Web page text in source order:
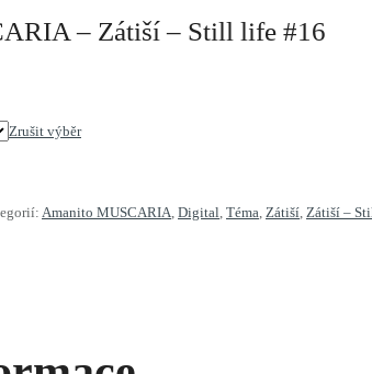
– Zátiší – Still life #16
Zrušit výběr
Amanito MUSCARIA Digital Téma Zátiší Zátiší –